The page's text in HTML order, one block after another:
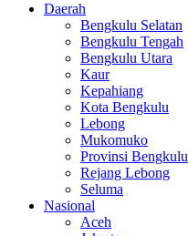
Daerah
Bengkulu Selatan
Bengkulu Tengah
Bengkulu Utara
Kaur
Kepahiang
Kota Bengkulu
Lebong
Mukomuko
Provinsi Bengkulu
Rejang Lebong
Seluma
Nasional
Aceh